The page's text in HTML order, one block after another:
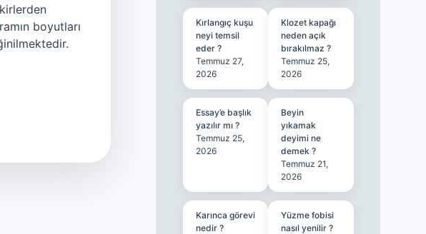
boyutları
Kırlangıç kuşu
neyi temsil
eder ?
Temmuz 27,
2026
Klozet kapağı
neden açık
bırakılmaz ?
Temmuz 25,
2026
Essay’e başlık
yazılır mı ?
Temmuz 25,
2026
Beyin
yıkamak
deyimi ne
demek ?
Temmuz 21,
2026
Karınca görevi
nedir ?
Yüzme fobisi
nasıl yenilir ?